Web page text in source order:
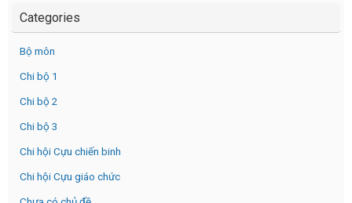
Categories
Bộ môn
Chi bộ 1
Chi bộ 2
Chi bộ 3
Chi hội Cựu chiến binh
Chi hội Cựu giáo chức